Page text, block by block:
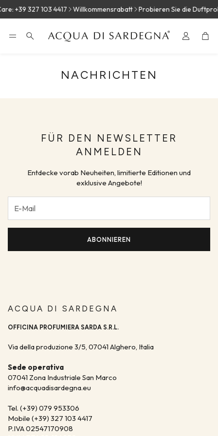
+39 327 103 4417 Willkommensrabatt Probieren Sie die
Suche
NACHRICHTEN
FÜR DEN NEWSLETTER
ANMELDEN
Entdecke vorab Neuheiten, limitierte Editionen und
exklusive Angebote!
ABONNIEREN
ACQUA DI SARDEGNA
OFFICINA PROFUMIERA SARDA S.R.L.
Via della produzione 3/5, 07041 Alghero, Italia
Sede operativa
07041 Zona Industriale San Marco
info@acquadisardegna.eu
Tel. (+39) 079 953306
Mobile (+39) 327 103 4417
P.IVA 02547170908